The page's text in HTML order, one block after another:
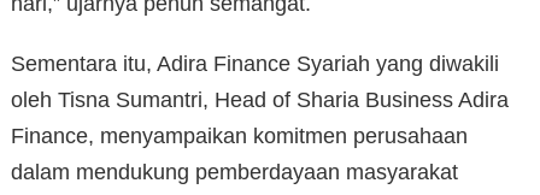
Sementara itu, Adira Finance Syariah yang diwakili
oleh Tisna Sumantri, Head of Sharia Business Adira
Finance, menyampaikan komitmen perusahaan
dalam mendukung pemberdayaan masyarakat